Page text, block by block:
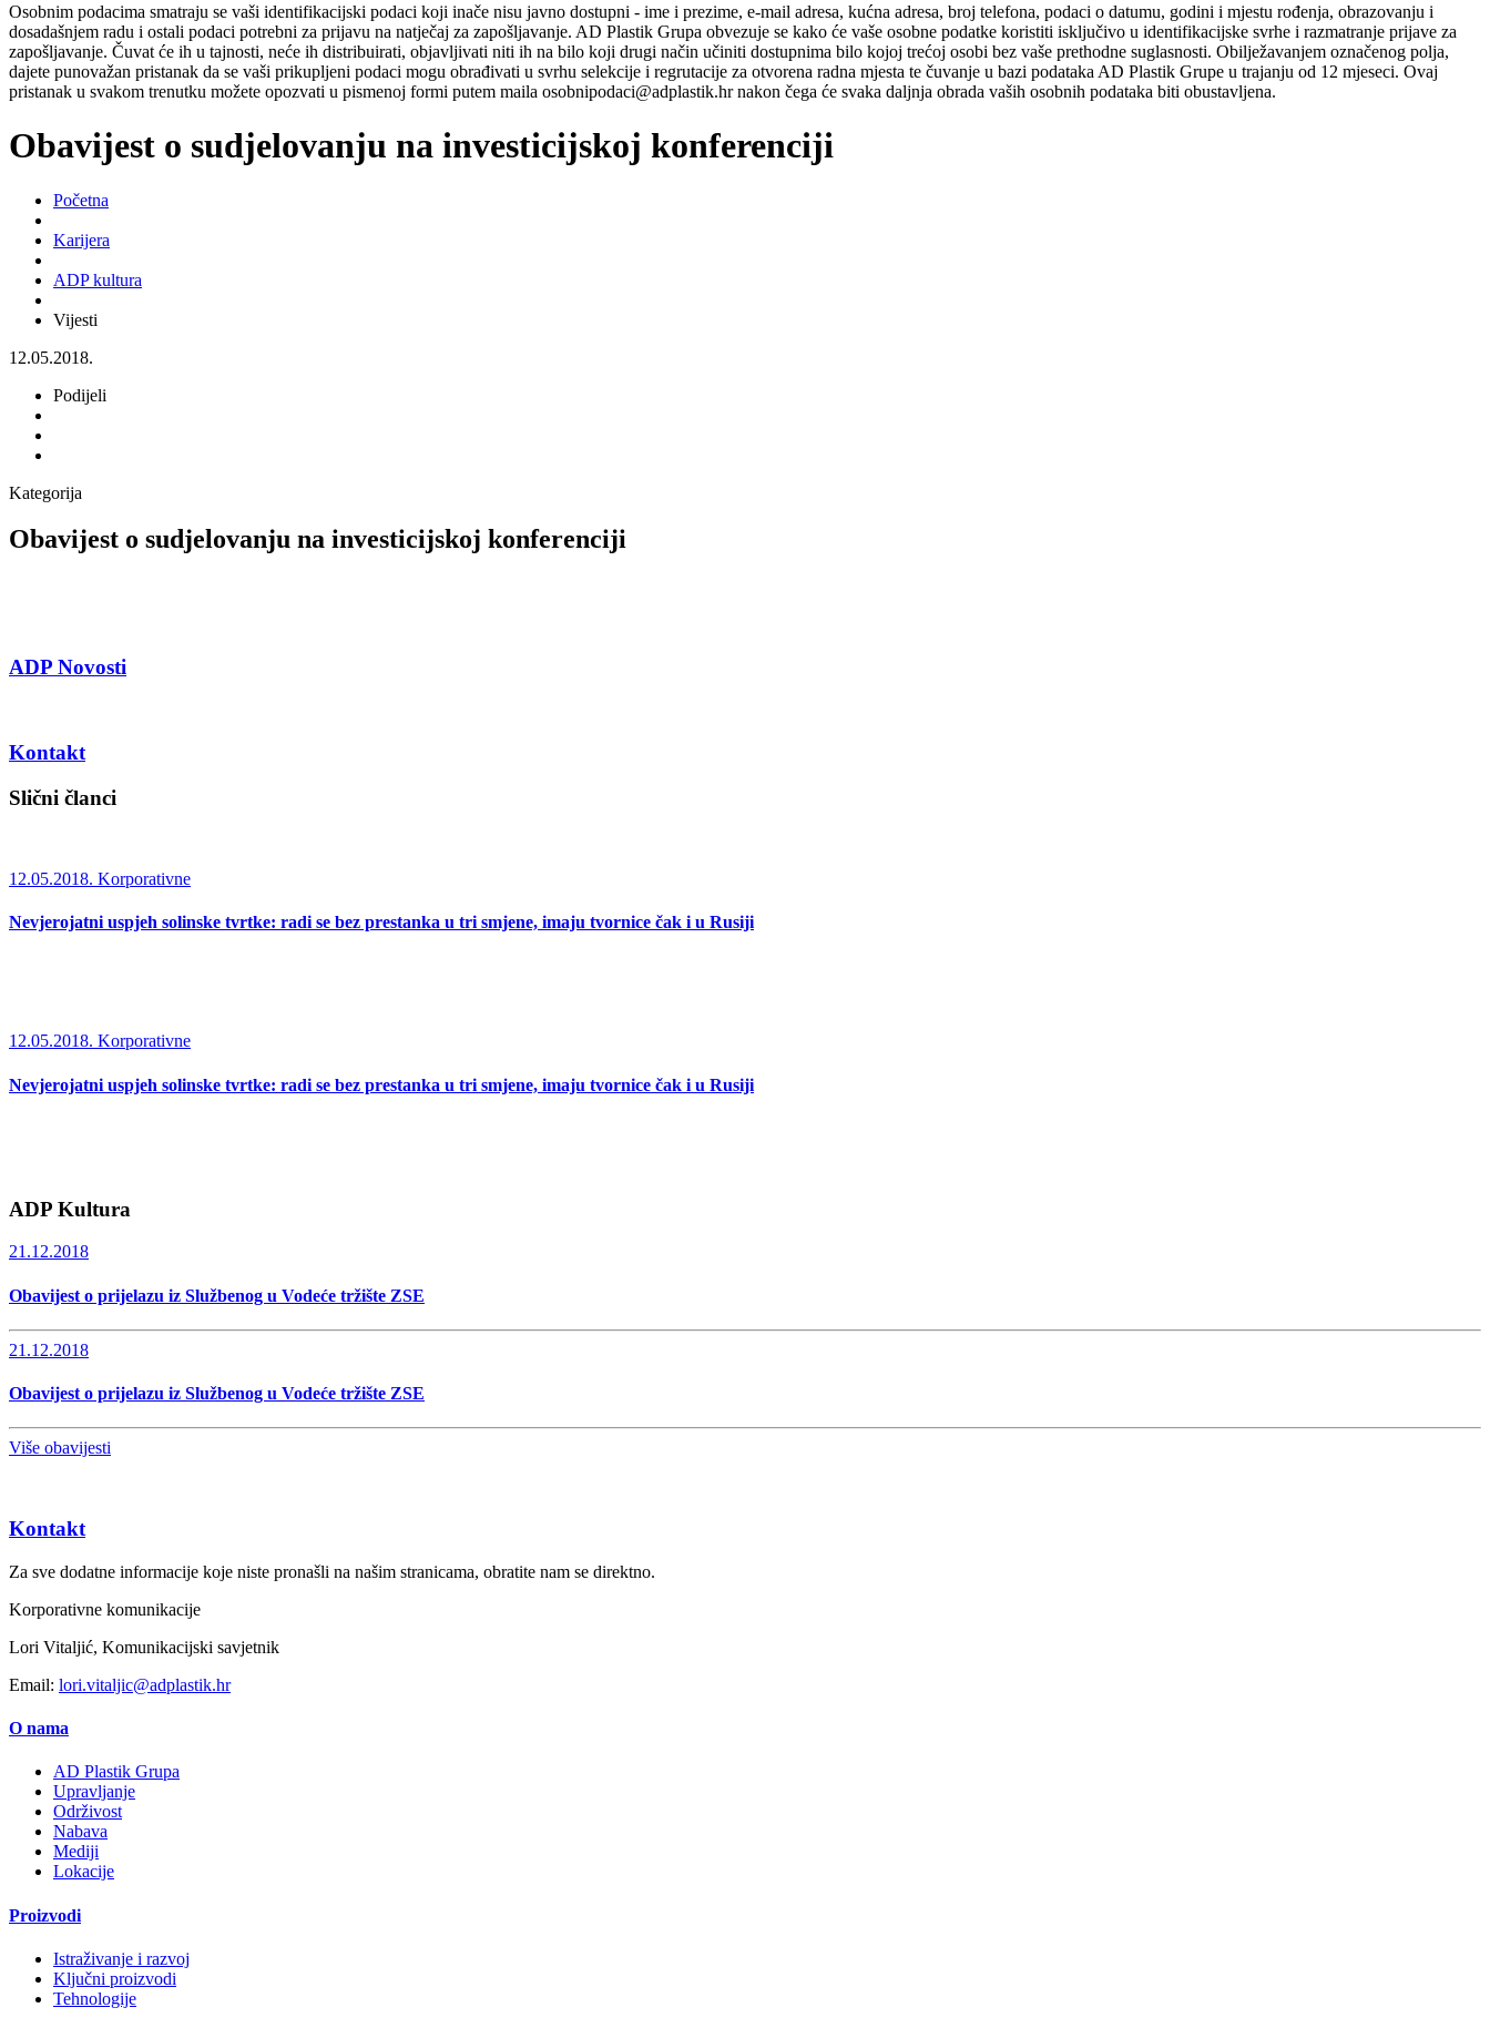
Osobnim podacima smatraju se vaši identifikacijski podaci koji inače nisu javno dostupni - ime i prezime, e-mail adresa, kućna adresa, broj telefona, podaci o datumu, godini i mjestu rođenja, obrazovanju i
dosadašnjem radu i ostali podaci potrebni za prijavu na natječaj za zapošljavanje. AD Plastik Grupa obvezuje se kako će vaše osobne podatke koristiti isključivo u identifikacijske svrhe i razmatranje prijave za
zapošljavanje. Čuvat će ih u tajnosti, neće ih distribuirati, objavljivati niti ih na bilo koji drugi način učiniti dostupnima bilo kojoj trećoj osobi bez vaše prethodne suglasnosti. Obilježavanjem označenog polja,
dajete punovažan pristanak da se vaši prikupljeni podaci mogu obrađivati u svrhu selekcije i regrutacije za otvorena radna mjesta te čuvanje u bazi podataka AD Plastik Grupe u trajanju od 12 mjeseci. Ovaj
pristanak u svakom trenutku možete opozvati u pismenoj formi putem maila osobnipodaci@adplastik.hr nakon čega će svaka daljnja obrada vaših osobnih podataka biti obustavljena.
Obavijest o sudjelovanju na investicijskoj konferenciji
Početna
Karijera
ADP kultura
Vijesti
12.05.2018.
Podijeli
Kategorija
Obavijest o sudjelovanju na investicijskoj konferenciji
ADP Novosti
Kontakt
Slični članci
12.05.2018. Korporativne
Nevjerojatni uspjeh solinske tvrtke: radi se bez prestanka u tri smjene, imaju tvornice čak i u Rusiji
12.05.2018. Korporativne
Nevjerojatni uspjeh solinske tvrtke: radi se bez prestanka u tri smjene, imaju tvornice čak i u Rusiji
ADP Kultura
21.12.2018
Obavijest o prijelazu iz Službenog u Vodeće tržište ZSE
21.12.2018
Obavijest o prijelazu iz Službenog u Vodeće tržište ZSE
Više obavijesti
Kontakt
Za sve dodatne informacije koje niste pronašli na našim stranicama, obratite nam se direktno.
Korporativne komunikacije
Lori Vitaljić, Komunikacijski savjetnik
Email: lori.vitaljic@adplastik.hr
O nama
AD Plastik Grupa
Upravljanje
Održivost
Nabava
Mediji
Lokacije
Proizvodi
Istraživanje i razvoj
Ključni proizvodi
Tehnologije